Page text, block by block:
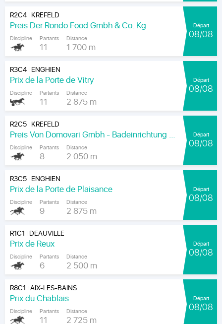
R2C4| KREFELD
Preis Der Rondo Food Gmbh & Co. Kg
Discipline Partants
11
Distance
1 700 m
Départ
08/08
R3C4| ENGHIEN
Prix de la Porte de Vitry
Discipline Partants
11
Distance
2 875 m
Départ
08/08
R2C5| KREFELD
Preis Von Domovari Gmbh - Badeinrichtung Auf Mass
Discipline Partants
8
Distance
2 050 m
Départ
08/08
R3C5| ENGHIEN
Prix de la Porte de Plaisance
Discipline Partants
9
Distance
2 875 m
Départ
08/08
R1C1 | DEAUVILLE
Prix de Reux
Discipline Partants
6
Distance
2 500 m
Départ
08/08
R8C1 |AIX-LES-BAINS
Prix du Chablais
Discipline Partants
11
Distance
2 725 m
Départ
08/08